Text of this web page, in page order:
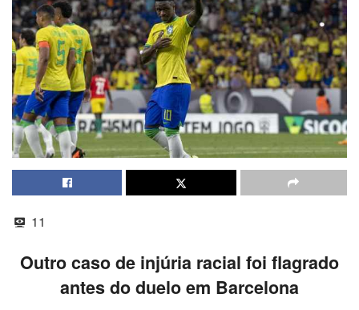
11
Outro caso de injúria racial foi flagrado
antes do duelo em Barcelona